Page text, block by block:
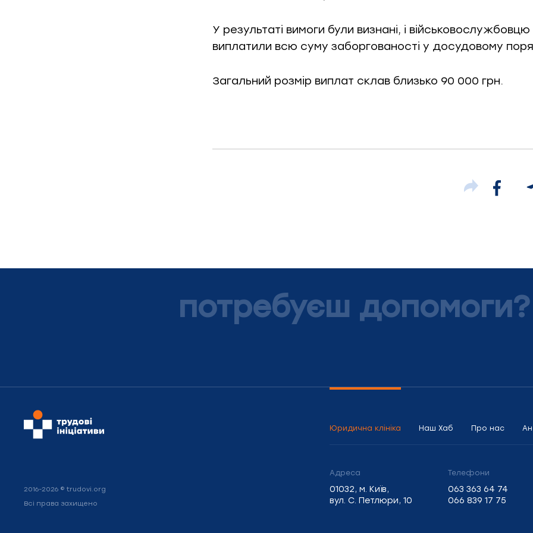
У результаті вимоги були визнані, і військовослужбовцю
виплатили всю суму заборгованості у досудовому
Загальний розмір виплат склав близько 90 000 грн.
потребуєш допомоги?
2016-2026 © trudovi.org
Всі права захищено
Юридична клініка Наш Хаб Про нас
Адреса
01032, м. Київ,
вул. С. Петлюри, 10
Телефони
063 363 64 74
066 839 17 75